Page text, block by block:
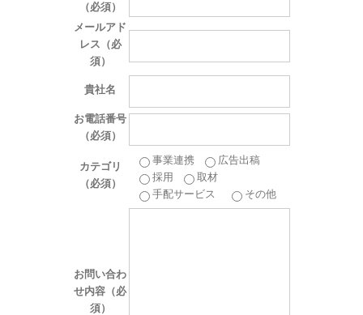
（必須）
メールアド
レス（必
須）
貴社名
お電話番号
（必須）
カテゴリ
（必須）
事業連携
広告出稿
採用
取材
手配サービス
その他
お問い合わ
せ内容（必
須）